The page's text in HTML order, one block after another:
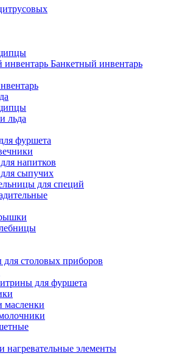
Банкетный инвентарь
льда
фуршета
напитков
сыпучих
для специй
для столовых приборов
для фуршета
масленки
элементы